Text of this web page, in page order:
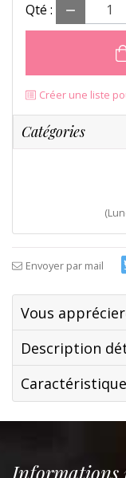
Qté :
Créer une liste
Catégories
Envoyer par mail
Vous
Description
Informations